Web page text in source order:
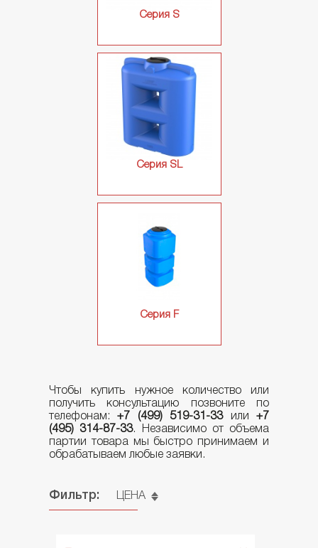
ЛОТКИ И ПОДНОСЫ
КОНТЕЙНЕРЫ ДЛЯ МУСОРА
БОЧКИ ПЛАСТИКОВЫЕ
ПЛАСТИКОВЫЕ ЕМКОСТИ
ТЕЛЕЖКИ ДЛЯ ЯЩИКОВ
Серия S
Серия SL
Серия F
Чтобы купить нужное количество или
получить консультацию позвоните по
телефонам:+7 (499) 519-31-33или+7
(495) 314-87-33. Независимо от объема
партии товара мы быстро принимаем и
обрабатываем любые заявки.
Фильтр: ЦЕНА